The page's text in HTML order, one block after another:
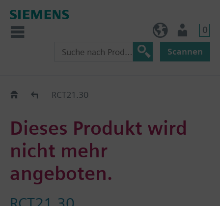
0
Scannen
Austauschhilfe
RCT21.30
Dieses Produkt wird
nicht mehr
angeboten.